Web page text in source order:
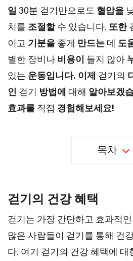
일 30분 걷기만으로도 혈압을
치를 조절할수 있습니다. 또한
이고 기분을 좋게 만드는 데 도
별한 장비나 비용이 들지 않아
있는 운동입니다. 이제 걷기의
인 걷기 방법에 대해 알아보겠
효과를 직접 경험해보세요!
목차
걷기의 건강 혜택
걷기는 가장 간단하고 효과적
많은 사람들이 걷기를 통해 건
다. 여기 걷기의 건강 혜택에 대